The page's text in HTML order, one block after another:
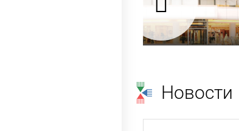
Новости